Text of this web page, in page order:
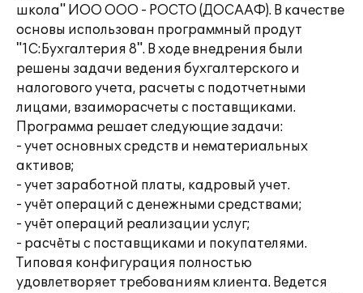
школа" ИОО ООО - РОСТО (ДОСААФ). В качестве
основы использован программный продут
"1С:Бухгалтерия 8". В ходе внедрения были
решены задачи ведения бухгалтерского и
налогового учета, расчеты с подотчетными
лицами, взаиморасчеты с поставщиками.
Программа решает следующие задачи:
- учет основных средств и нематериальных
активов;
- учет заработной платы, кадровый учет.
- учёт операций с денежными средствами;
- учёт операций реализации услуг;
- расчёты с поставщиками и покупателями.
Типовая конфигурация полностью
удовлетворяет требованиям клиента. Ведется